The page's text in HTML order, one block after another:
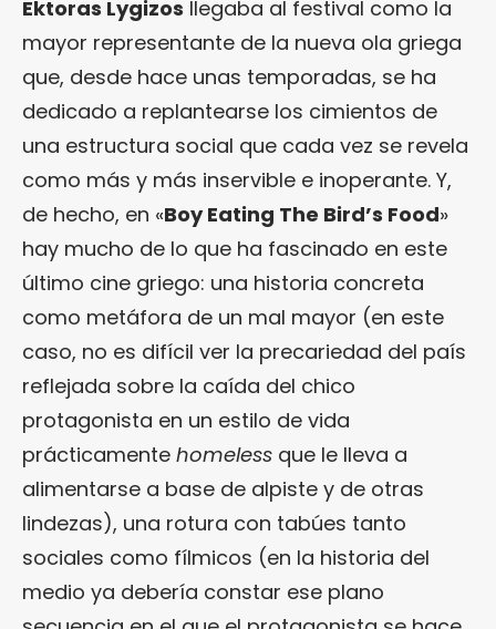
Ektoras Lygizos llegaba al festival como la
mayor representante de la nueva ola griega
que, desde hace unas temporadas, se ha
dedicado a replantearse los cimientos de
una estructura social que cada vez se revela
como más y más inservible e inoperante. Y,
de hecho, en «Boy Eating The Bird’s Food»
hay mucho de lo que ha fascinado en este
último cine griego: una historia concreta
como metáfora de un mal mayor (en este
caso, no es difícil ver la precariedad del país
reflejada sobre la caída del chico
protagonista en un estilo de vida
prácticamente homeless que le lleva a
alimentarse a base de alpiste y de otras
lindezas), una rotura con tabúes tanto
sociales como fílmicos (en la historia del
medio ya debería constar ese plano